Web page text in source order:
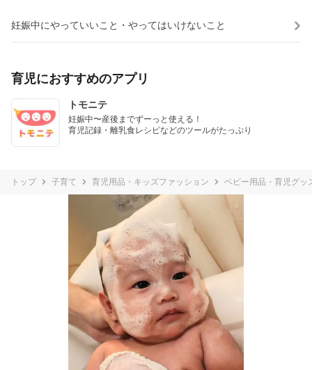
妊娠中にやっていいこと・やってはいけないこと
育児におすすめのアプリ
トモニテ
妊娠中〜産後までずーっと使える！
育児記録・離乳食レシピなどのツールがたっぷり
トップ 子育て 育児用品・キッズファッション ベビー用品・育児グッ